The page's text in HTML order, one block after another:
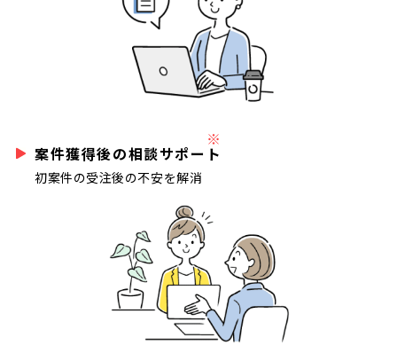
案件獲得後の相談サポート
※
初案件の受注後の不安を解消